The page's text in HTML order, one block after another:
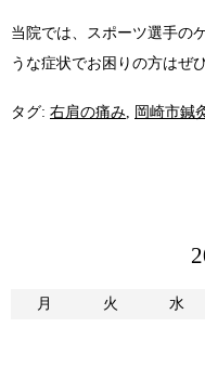
当院では、スポーツ選手の
うな症状でお困りの方はぜ
タグ: 右肩の痛み, 岡崎市鍼
月 火 水